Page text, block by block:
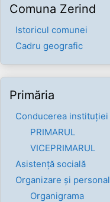
Comuna Zerind
Istoricul comunei
Cadru geografic
Primăria
Conducerea instituției
PRIMARUL
VICEPRIMARUL
Asistență socială
Organizare și personal
Organigrama